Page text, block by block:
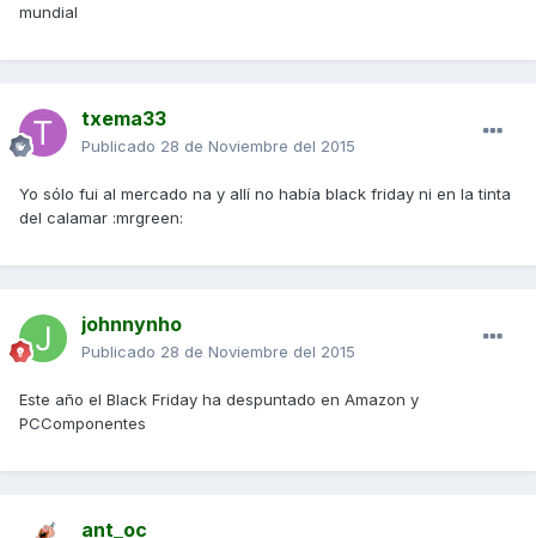
mundial
txema33
Publicado 28 de Noviembre del 2015
Yo sólo fui al mercado na y allí no había black friday ni en la tinta
del calamar :mrgreen:
johnnynho
Publicado 28 de Noviembre del 2015
Este año el Black Friday ha despuntado en Amazon y
PCComponentes
ant_oc